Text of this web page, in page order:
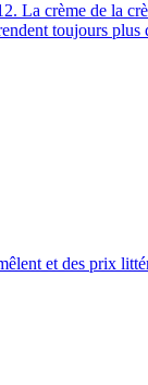
La crème de la
toujours
et des prix